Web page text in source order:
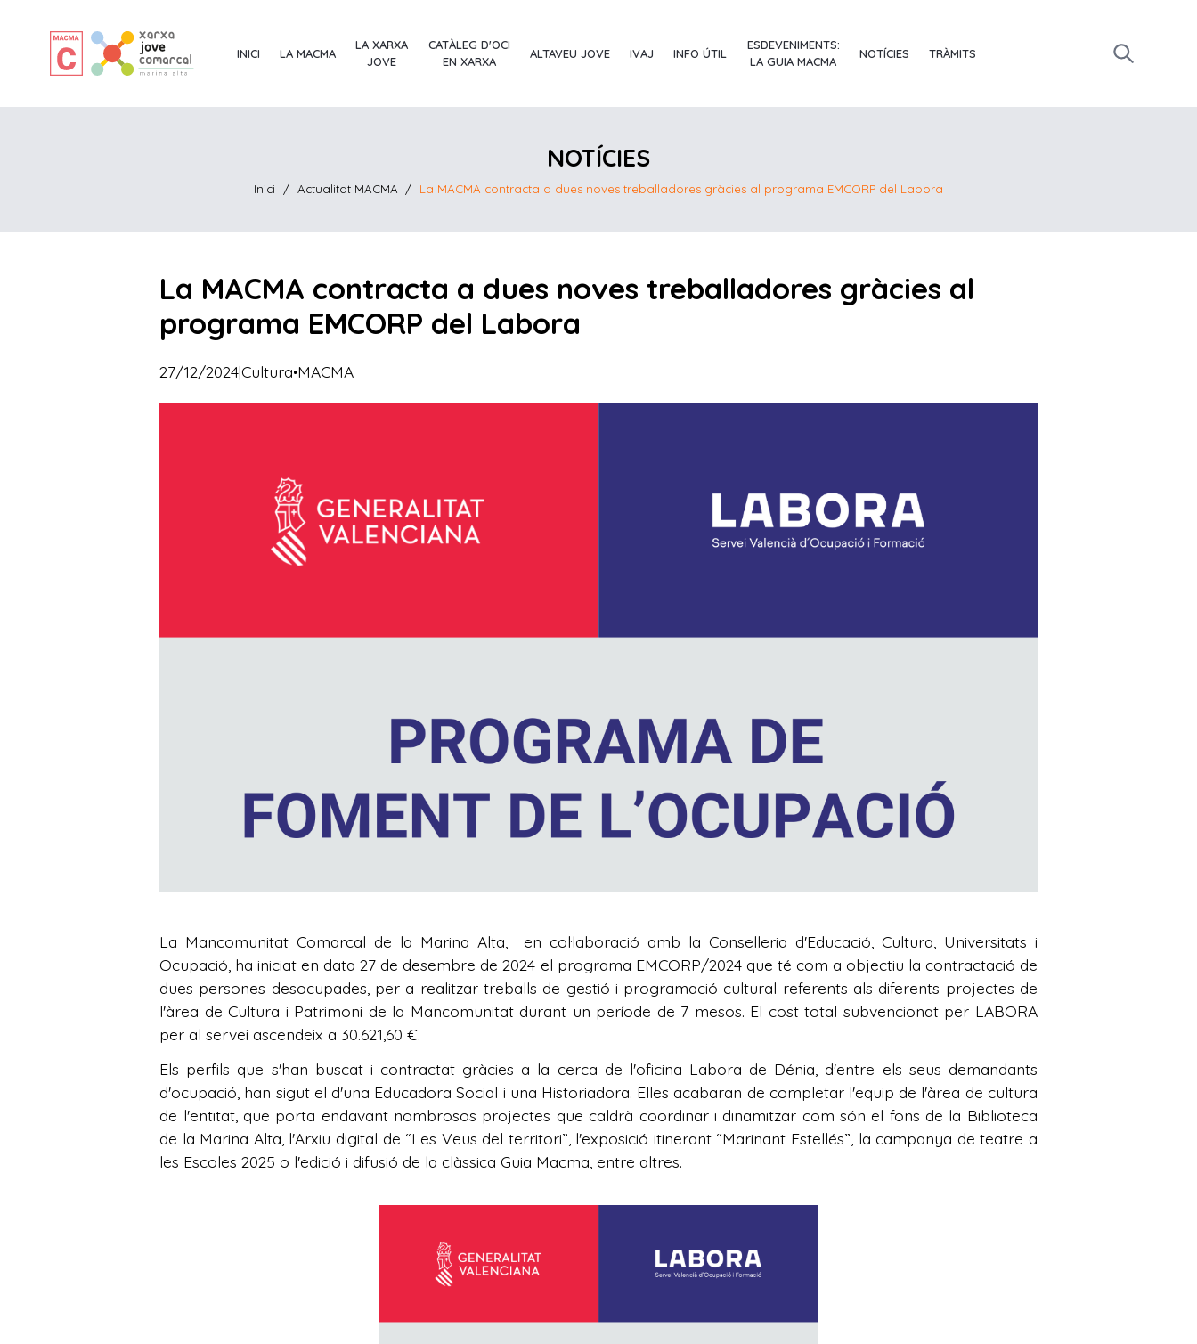
INICI LA MACMA
LA XARXA
JOVE
CATÀLEG D'OCI
EN XARXA
ALTAVEU JOVE IVAJ INFO ÚTIL
ESDEVENIMENTS:
LA GUIA MACMA
NOTÍCIES TRÀMITS
NOTÍCIES
Inici / Actualitat MACMA / La MACMA contracta a dues noves treballadores gràcies al programa EMCORP del Labora
La MACMA contracta a dues noves treballadores gràcies al
programa EMCORP del Labora
27/12/2024|Cultura·MACMA
La Mancomunitat Comarcal de la Marina Alta , en col·laboració amb la Conselleria d'Educació, Cultura, Universitats i
Ocupació, ha iniciat en data 27 de desembre de 2024 el programa EMCORP/2024 que té com a objectiu la contractació de
dues persones desocupades, per a realitzar treballs de gestió i programació cultural referents als diferents projectes de
l'àrea de Cultura i Patrimoni de la Mancomunitat durant un període de 7 mesos. El cost total subvencionat per LABORA
per al servei ascendeix a 30.621,60 €.
Els perfils que s'han buscat i contractat gràcies a la cerca de l'oficina Labora de Dénia, d'entre els seus demandants
d'ocupació, han sigut el d'una Educadora Social i una Historiadora. Elles acabaran de completar l'equip de l'àrea de cultura
de l'entitat, que porta endavant nombrosos projectes que caldrà coordinar i dinamitzar com són el fons de la Biblioteca
de la Marina Alta, l'Arxiu digital de “Les Veus del territori”, l'exposició itinerant “Marinant Estellés”, la campanya de teatre a
les Escoles 2025 o l'edició i difusió de la clàssica Guia Macma, entre altres.